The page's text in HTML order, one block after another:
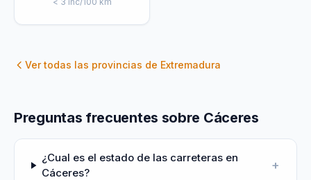
Ver todas las provincias de Extremadura
Preguntas frecuentes sobre Cáceres
¿Cual es el estado de las carreteras en
Cáceres?
+